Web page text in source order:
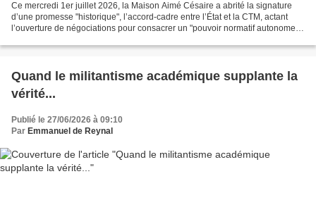
Ce mercredi 1er juillet 2026, la Maison Aimé Césaire a abrité la signature
d’une promesse "historique", l’accord-cadre entre l’État et la CTM, actant
l’ouverture de négociations pour consacrer un "pouvoir normatif autonome".
Quand le militantisme académique supplante la
vérité...
Publié le 27/06/2026 à 09:10
Par Emmanuel de Reynal